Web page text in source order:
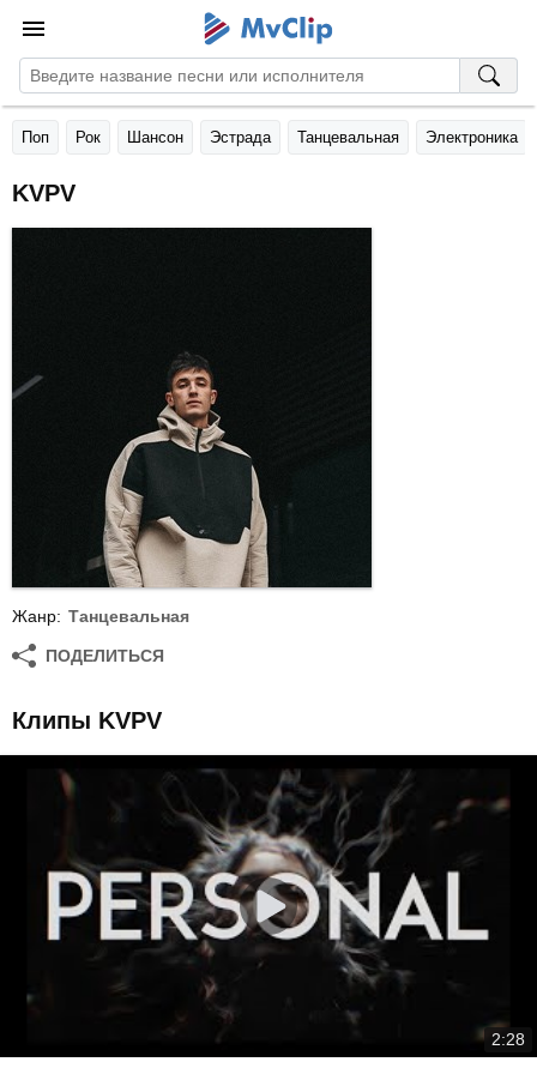
Поп Рок Шансон Эстрада Танцевальная Электроника
KVPV
Жанр: Танцевальная
ПОДЕЛИТЬСЯ
Клипы KVPV
2:28